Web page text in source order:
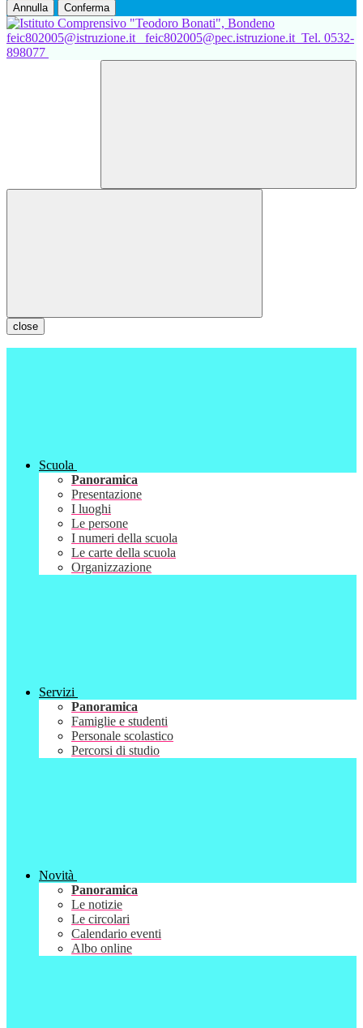
Annulla Conferma
feic802005@istruzione.it feic802005@pec.istruzione.it Tel. 0532-
898077
close
Scuola
Panoramica
Presentazione
I luoghi
Le persone
I numeri della scuola
Le carte della scuola
Organizzazione
Servizi
Panoramica
Famiglie e studenti
Personale scolastico
Percorsi di studio
Novità
Panoramica
Le notizie
Le circolari
Calendario eventi
Albo online